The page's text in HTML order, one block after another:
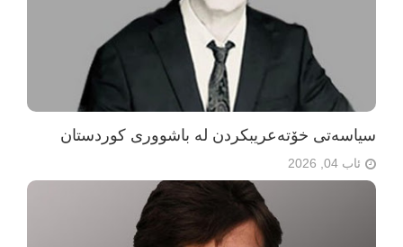
سیاسەتی خۆتەعریبکردن لە باشووری کوردستان
ئاب 04, 2026